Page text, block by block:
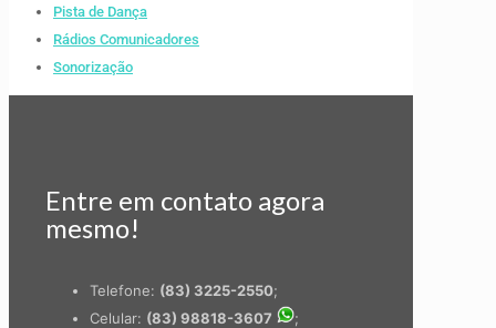
Pista de Dança
Rádios Comunicadores
Sonorização
Entre em contato agora
mesmo!
Telefone: (83) 3225-2550;
Celular: (83) 98818-3607
;